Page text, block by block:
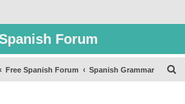
Forum
Free Spanish Forum Spanish Grammar